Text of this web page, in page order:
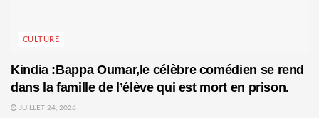
CULTURE
Kindia :Bappa Oumar,le célèbre comédien se rend
dans la famille de l’élève qui est mort en prison.
JUILLET 24, 2026